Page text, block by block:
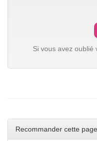
Si vous avez oublié
Recommander cette